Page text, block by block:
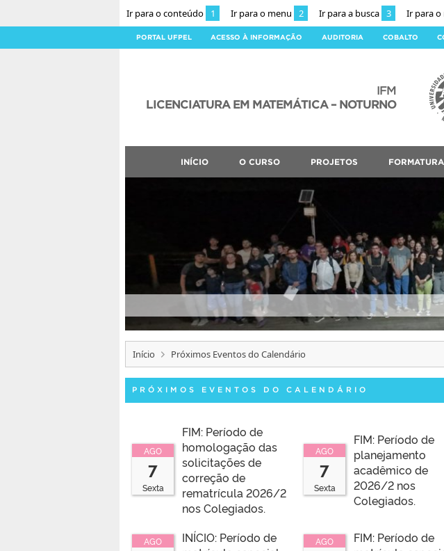
Ir para o conteúdo 1 Ir para o menu 2 Ir para a busca 3 Ir para o
PORTAL UFPEL ACESSO À INFORMAÇÃO AUDITORIA COBALTO
IFM
LICENCIATURA EM MATEMÁTICA – NOTURNO
INÍCIO O CURSO PROJETOS
Início Próximos Eventos do Calendário
PRÓXIMOS EVENTOS DO CALENDÁRIO
AGO
7
Sexta
FIM: Período de
homologação das
solicitações de
correção de
rematrícula 2026/2
nos Colegiados.
AGO
7
Sexta
FIM: Período de
planejamento
acadêmico de
2026/2 nos
Colegiados.
AGO
INÍCIO: Período de
AGO
FIM: Período de